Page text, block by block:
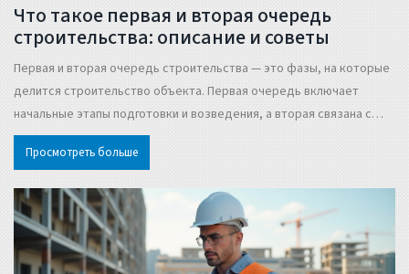
Что такое первая и вторая очередь
строительства: описание и советы
Первая и вторая очередь строительства — это фазы, на которые
делится строительство объекта. Первая очередь включает
начальные этапы подготовки и возведения, а вторая связана с
завершением и вводом в эксплуатацию. Знание разницы между
этими очередями помогает лучше планировать бюджет и сроки
Просмотреть больше